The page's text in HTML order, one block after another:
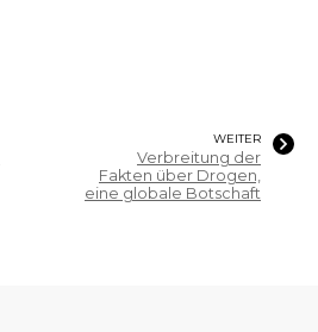
WEITER
Verbreitung der
Fakten über Drogen,
eine globale Botschaft